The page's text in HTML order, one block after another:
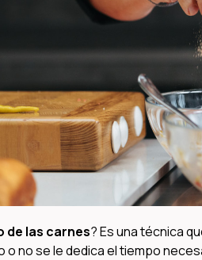
de las carnes? Es una técnica
o no se le dedica el tiempo